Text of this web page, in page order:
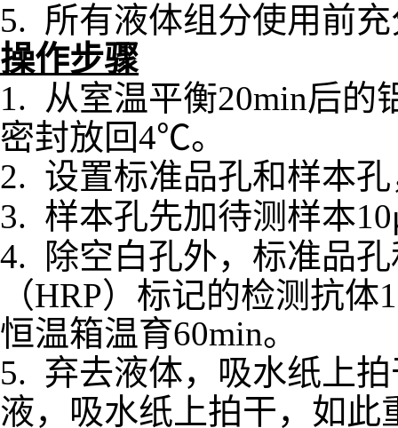
5. 所有液体组分使用前
操作步骤
1. 从室温平衡20min后的
密封放回4℃。
2. 设置标准品孔和样本孔
3. 样本孔先加待测样本
4.
除空白孔外， 标准品
（HRP）标记的检测抗
恒温箱温育60min。
5. 弃去液体，吸水纸上
液，吸水纸上拍干，如此